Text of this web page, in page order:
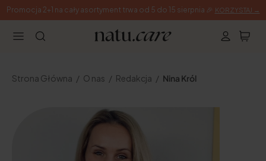
Promocja 2+1 na cały asortyment trwa od 5 do 15 sierpnia 🎉 KORZYSTAJ →
Strona Główna O nas Redakcja Nina Król